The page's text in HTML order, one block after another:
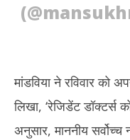
मांडविया ने रविवार को
लिखा, ‘रेजिडेंट डॉक्टर्स
अनुसार, माननीय सर्वोच्च